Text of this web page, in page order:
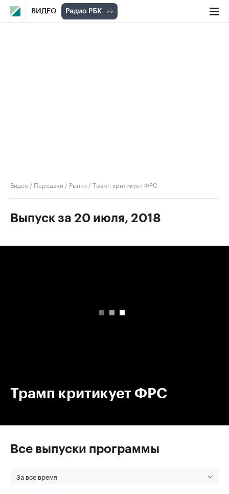
ВИДЕО
Видео / Передачи / Рынки /Трамп критикует ФРС
Выпуск за 20 июля, 2018
Трамп критикует ФРС
Все выпуски программы
За все время